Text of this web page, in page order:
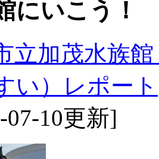
にいこう！
立加茂水族
い）レポート
07-10更新]